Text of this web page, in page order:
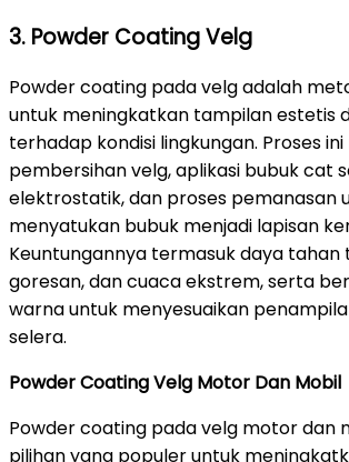
3. Powder Coating Velg
Powder coating pada velg adalah
untuk meningkatkan tampilan estetis
terhadap kondisi lingkungan. Proses
pembersihan velg, aplikasi bubuk cat
elektrostatik, dan proses pemanasan
menyatukan bubuk menjadi lapisan
Keuntungannya termasuk daya tahan
goresan, dan cuaca ekstrem, serta
warna untuk menyesuaikan
selera.
Powder Coating Velg Motor Dan Mobil
Powder coating pada velg motor dan
pilihan yang populer untuk